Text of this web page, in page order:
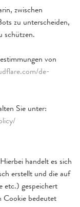
zwischen
zu unterscheiden,
schützen.
von
de-
Sie unter:
handelt es sich
erstellt und die auf
etc.) gespeichert
Cookie bedeutet